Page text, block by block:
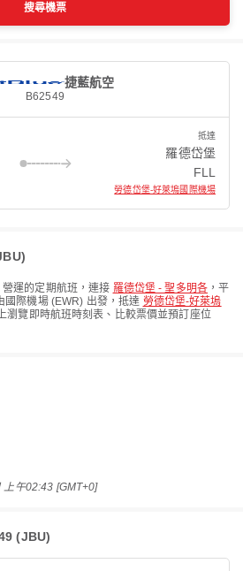
搜尋機票
捷藍航空
B62549
抵達
羅德岱堡
FLL
勞德岱堡-好萊塢國際機場
營運的定期航班，連接 羅德岱堡 - 聖多明各 ，平
國際機場 (EWR) 出發，抵達 勞德岱堡-好萊塢
瀏覽即時航班時刻表、比較票價並預訂座位
午02:43 [GMT+0]
(JBU)